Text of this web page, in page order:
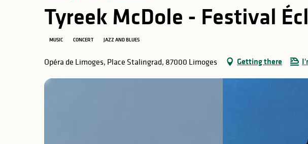
Tyreek McDole - Festival
MUSIC CONCERT JAZZ AND BLUES
Opéra de Limoges, Place Stalingrad, 87000 Limoges Getting there